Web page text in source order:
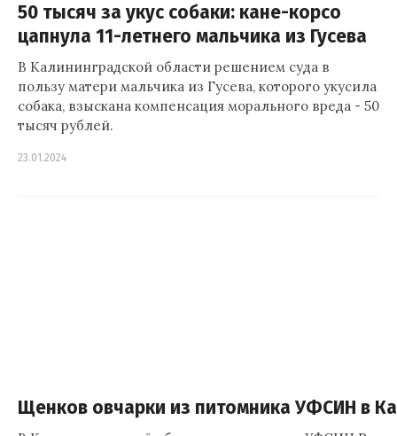
50 тысяч за укус собаки: кане-корсо
цапнула 11-летнего мальчика из Гусева
В Калининградской области решением суда в
пользу матери мальчика из Гусева, которого укусила
собака, взыскана компенсация морального вреда - 50
тысяч рублей.
23.01.2024
Щенков овчарки из питомника УФСИН в